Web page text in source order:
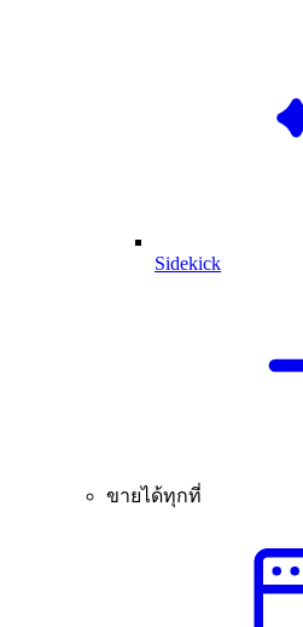
Sidekick
ขายได้ทุกที่